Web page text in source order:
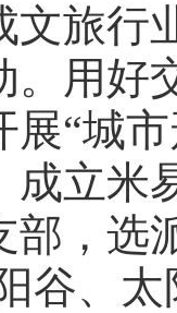
文旅行
。用好
展“城
成立米
部，选
谷、